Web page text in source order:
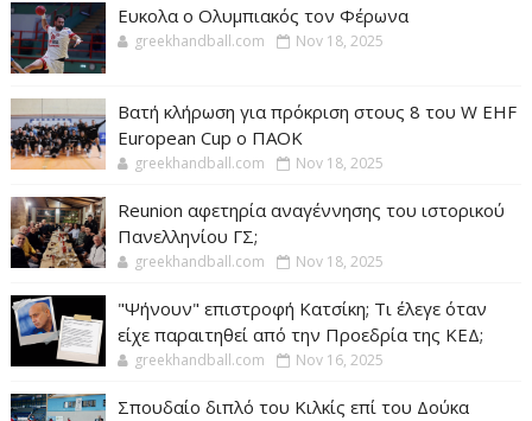
Ευκολα ο Ολυμπιακός τον Φέρωνα
greekhandball.com Nov 18, 2025
Βατή κλήρωση για πρόκριση στους 8 του W EHF
European Cup ο ΠΑΟΚ
greekhandball.com Nov 18, 2025
Reunion αφετηρία αναγέννησης του ιστορικού
Πανελληνίου ΓΣ;
greekhandball.com Nov 18, 2025
"Ψήνουν" επιστροφή Κατσίκη; Τι έλεγε όταν
είχε παραιτηθεί από την Προεδρία της ΚΕΔ;
greekhandball.com Nov 16, 2025
Σπουδαίο διπλό του Κιλκίς επί του Δούκα